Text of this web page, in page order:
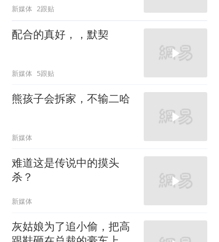
新媒体 2跟贴
配合的真好，，默契
新媒体 5跟贴
熊孩子会拆家，不输二哈
新媒体
难道这是传说中的摸头
杀？
新媒体
灰姑娘为了追小偷，把高